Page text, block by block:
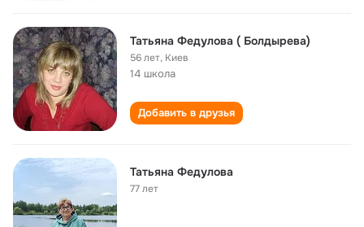
Татьяна Федулова ( Болдырева)
56 лет, Киев
14 школа
Добавить в друзья
Татьяна Федулова
77 лет